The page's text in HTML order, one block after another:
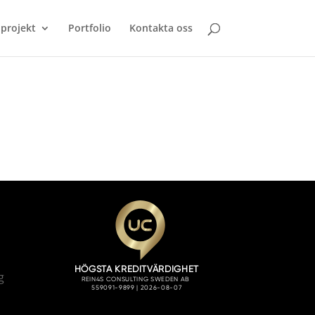
Portfolio Kontakta oss